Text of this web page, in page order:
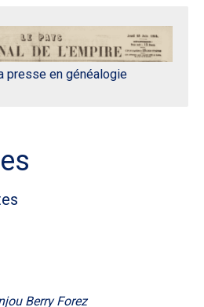
presse en généalogie
Berry Forez